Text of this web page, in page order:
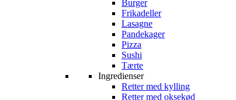
Burger
Frikadeller
Lasagne
Pandekager
Pizza
Sushi
Tærte
Ingredienser
Retter med kylling
Retter med oksekød